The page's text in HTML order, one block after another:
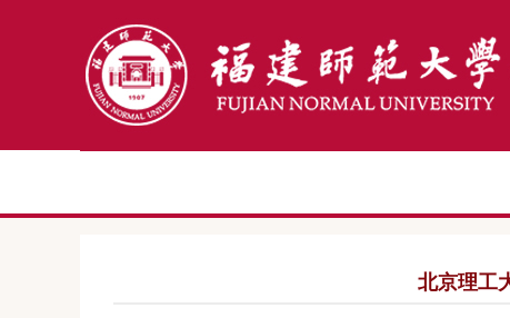
北京理工